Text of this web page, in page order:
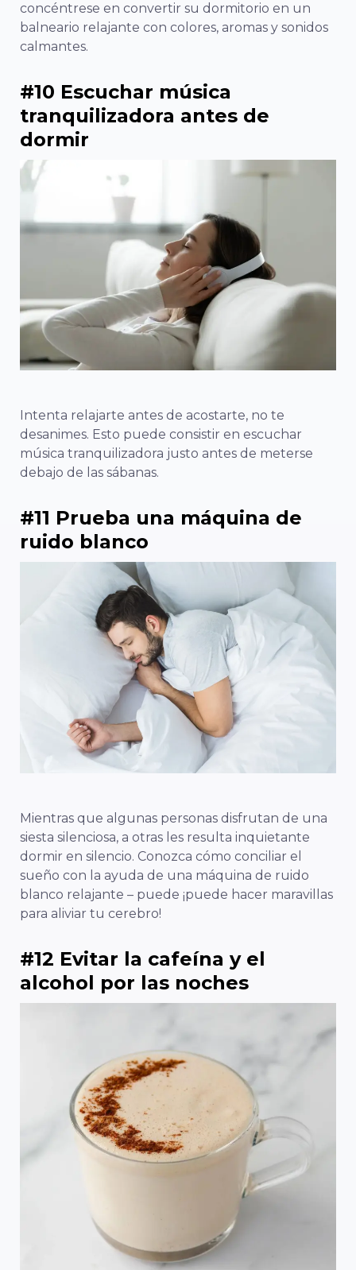
concéntrese en convertir su dormitorio en un
balneario relajante con colores, aromas y sonidos
calmantes.
#10 Escuchar música
tranquilizadora antes de
dormir
Intenta relajarte antes de acostarte, no te
desanimes. Esto puede consistir en escuchar
música tranquilizadora justo antes de meterse
debajo de las sábanas.
#11 Prueba una máquina de
ruido blanco
Mientras que algunas personas disfrutan de una
siesta silenciosa, a otras les resulta inquietante
dormir en silencio. Conozca cómo conciliar el
sueño con la ayuda de una máquina de ruido
blanco relajante – puede ¡puede hacer maravillas
para aliviar tu cerebro!
#12 Evitar la cafeína y el
alcohol por las noches